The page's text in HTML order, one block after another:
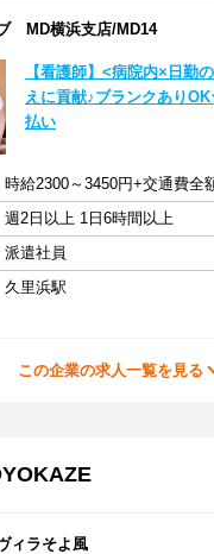
MD横浜支店/MD14
【看護師】<病院内×日勤
えに貢献♪ブランクあり
払い
時給2300～3450円+交通費全
週2日以上 1日6時間以上
派遣社員
久里浜駅
この企業の求人一覧を見る
ィラそよ風